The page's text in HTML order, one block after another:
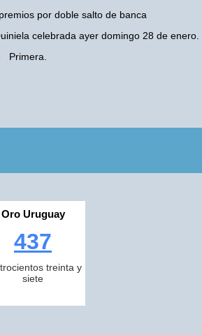
por doble salto de banca
celebrada ayer domingo 28 de enero.
Primera.
Oro Uruguay
437
treinta y
siete